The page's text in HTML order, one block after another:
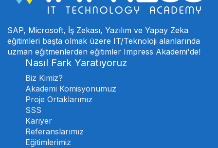
SAP, Microsoft, İş Zekası, Yazılım ve Yapay Zeka
eğitimleri başta olmak üzere IT/Teknoloji alanlarında
uzman eğitmenlerden eğitimler Impress Akademi'de!
Nasıl Fark Yaratıyoruz
Biz Kimiz?
Akademi Komisyonumuz
Proje Ortaklarımız
SSS
Kariyer
Referanslarımız
Eğitimlerimiz